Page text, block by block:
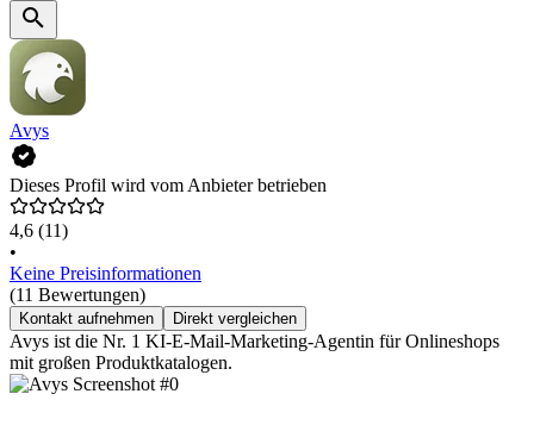
Avys
Dieses Profil wird vom Anbieter betrieben
4,6 (11)
•
Keine Preisinformationen
(11 Bewertungen)
Kontakt aufnehmen Direkt vergleichen
Avys ist die Nr. 1 KI-E-Mail-Marketing-Agentin für Onlineshops
mit großen Produktkatalogen.